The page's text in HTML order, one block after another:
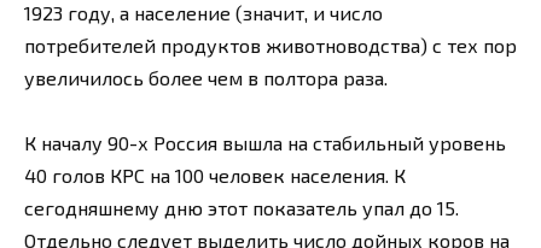
1923 году, а население (значит, и число
потребителей продуктов животноводства) с тех пор
увеличилось более чем в полтора раза.
К началу 90-х Россия вышла на стабильный уровень
40 голов КРС на 100 человек населения. К
сегодняшнему дню этот показатель упал до 15.
Отдельно следует выделить число дойных коров на